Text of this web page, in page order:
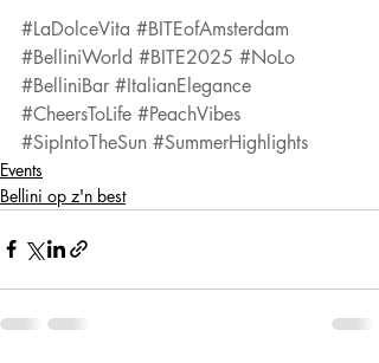
#LaDolceVita #BITEofAmsterdam
#BelliniWorld #BITE2025 #NoLo
#BelliniBar #ItalianElegance
#CheersToLife #PeachVibes
#SipIntoTheSun #SummerHighlights
Events
Bellini op z'n best